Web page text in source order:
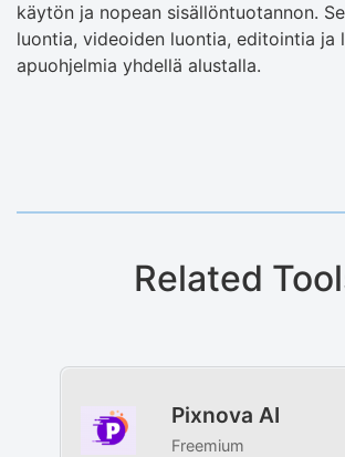
käytön ja nopean sisällöntuotannon.
luontia, videoiden luontia, editointia ja
apuohjelmia yhdellä alustalla.
Related
Pixnova AI
Freemium